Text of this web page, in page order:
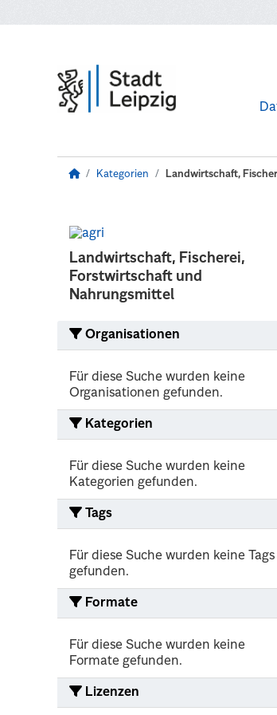
Kategorien Landwirtschaft,
Landwirtschaft, Fischerei,
Forstwirtschaft und
Nahrungsmittel
Organisationen
Für diese Suche wurden keine
Organisationen gefunden.
Kategorien
Für diese Suche wurden keine
Kategorien gefunden.
Tags
Für diese Suche wurden keine Tags
gefunden.
Formate
Für diese Suche wurden keine
Formate gefunden.
Lizenzen